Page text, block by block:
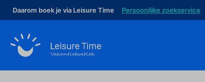
Daarom boek je via Leisure Time Persoonlijke zoekservice